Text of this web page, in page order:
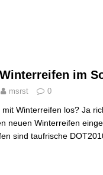
im
msrst 0
Winterreifen los? Ja
neuen Winterreifen
sind taufrische